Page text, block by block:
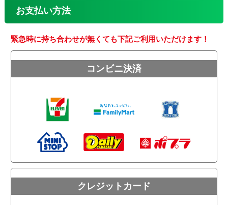
お支払い方法
緊急時に持ち合わせが無くても下記ご利用いただけます！
コンビニ決済
クレジットカード